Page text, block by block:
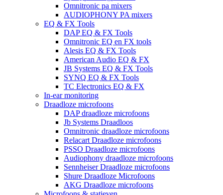
Omnitronic pa mixers
AUDIOPHONY PA mixers
EQ & FX Tools
DAP EQ & FX Tools
Omnitronic EQ en FX tools
Alesis EQ & FX Tools
American Audio EQ & FX
JB Systems EQ & FX Tools
SYNQ EQ & FX Tools
TC Electronics EQ & FX
In-ear monitoring
Draadloze microfoons
DAP draadloze microfoons
Jb Systems Draadloos
Omnitronic draadloze microfoons
Relacart Draadloze microfoons
PSSO Draadloze microfoons
Audiophony draadloze microfoons
Sennheiser Draadloze microfoons
Shure Draadloze Microfoons
AKG Draadloze microfoons